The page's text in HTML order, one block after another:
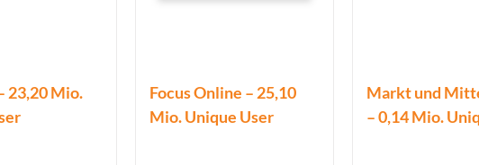
23,20 Mio.
Focus Online – 25,10
Mio. Unique User
Markt und
– 0,14 Mio.